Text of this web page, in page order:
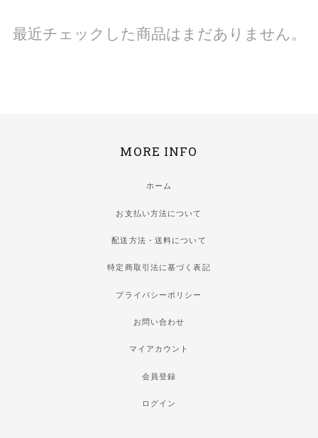
最近チェックした商品はまだありません。
MORE INFO
ホーム
お支払い方法について
配送方法・送料について
特定商取引法に基づく表記
プライバシーポリシー
お問い合わせ
マイアカウント
会員登録
ログイン